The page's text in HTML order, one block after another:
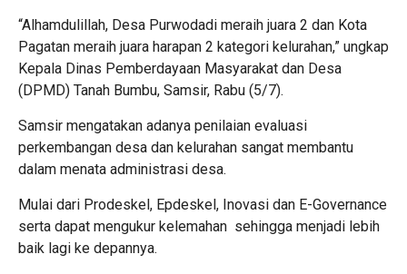
“Alhamdulillah, Desa Purwodadi meraih juara 2 dan Kota
Pagatan meraih juara harapan 2 kategori kelurahan,” ungkap
Kepala Dinas Pemberdayaan Masyarakat dan Desa
(DPMD) Tanah Bumbu, Samsir, Rabu (5/7).
Samsir mengatakan adanya penilaian evaluasi
perkembangan desa dan kelurahan sangat membantu
dalam menata administrasi desa.
Mulai dari Prodeskel, Epdeskel, Inovasi dan E-Governance
serta dapat mengukur kelemahan sehingga menjadi lebih
baik lagi ke depannya.